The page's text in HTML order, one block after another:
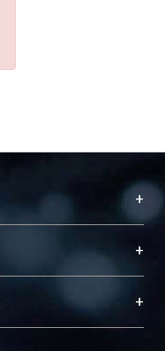
+
永久珍藏及向國際
能量，圖書館整合
）不同功能平
。期能整合研
+
+